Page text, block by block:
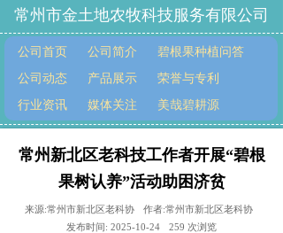
常州市金土地农牧科技服务有限公司
公司首页 公司简介
碧根果种植问答
公司动态
产品展示
荣誉与专利
行业资讯
媒体关注 美哉碧耕源
常州新北区老科技工作者开展“碧根
果树认养”活动助困济贫
来源:常州市新北区老科协 作者:常州市新北区老科协
发布时间: 2025-10-24 259 次浏览